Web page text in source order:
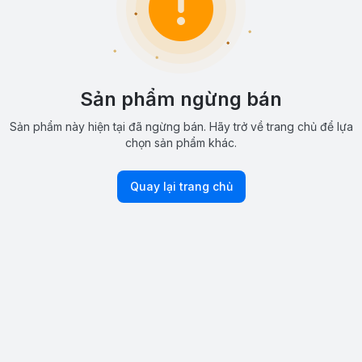
Sản phẩm ngừng bán
Sản phẩm này hiện tại đã ngừng bán. Hãy trở về trang chủ để lựa
chọn sản phẩm khác.
Quay lại trang chủ